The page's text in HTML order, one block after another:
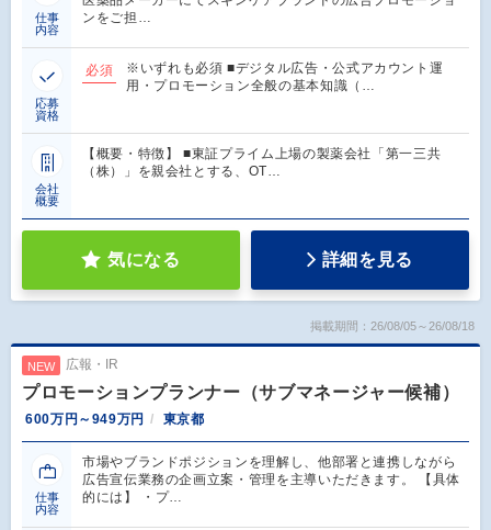
仕事
内容
ンをご担…
応募
資格
必須
※いずれも必須 ■デジタル広告・公式アカウント運
用・プロモーション全般の基本知識（…
会社
概要
【概要・特徴】 ■東証プライム上場の製薬会社「第一三共
（株）」を親会社とする、OT…
気になる 詳細を見る
掲載期間：26/08/05～26/08/18
NEW 広報・IR
プロモーションプランナー（サブマネージャー候補）
600万円～949万円 東京都
仕事
内容
市場やブランドポジションを理解し、他部署と連携しながら
広告宣伝業務の企画立案・管理を主導いただきます。 【具体
的には】 ・プ…